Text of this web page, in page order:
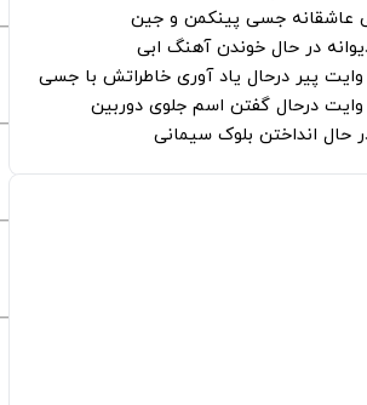
عاشقانه جسی پینکمن و جین
در حال خوندن آهنگ ابی
وایت پیر درحال یاد آوری خاطراتش با جسی
وایت درحال گفتن اسم جلوی دوربین
حال انداختن بلوک سیمانی